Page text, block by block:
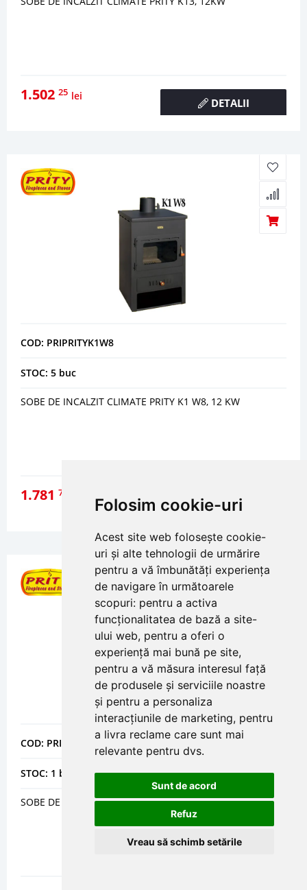
Folosim cookie-uri
Acest site web folosește cookie-
uri și alte tehnologii de urmărire
pentru a vă îmbunătăți experiența
de navigare în următoarele
scopuri: pentru a activa
funcționalitatea de bază a site-
ului web, pentru a oferi o
experiență mai bună pe site,
pentru a vă măsura interesul față
de produsele și serviciile noastre
și pentru a personaliza
interacțiunile de marketing, pentru
a livra reclame care sunt mai
relevante pentru dvs.
Sunt de acord
Refuz
Vreau să schimb setările
1.502 25 lei
DETALII
COD: PRIPRITYK1W8
STOC: 5 buc
SOBE DE INCALZIT CLIMATE PRITY K1 W8, 12 KW
1.781 70
DETALII
COD: PRIPRITYFM
STOC: 1 buc
SOBE DE INCALZIT CU CUPTOR PRITY FM, 12 KW